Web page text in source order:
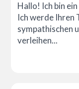
Hallo! Ich bin
Ich werde Ihren
sympathischen
verleihen...